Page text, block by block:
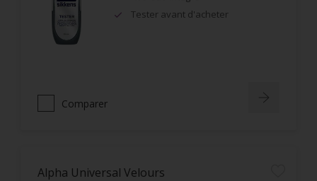
Tester avant d'acheter
Comparer
Alpha Universal Velours